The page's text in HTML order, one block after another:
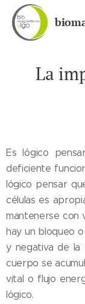
La
Es lógico
deficiente
lógico pensar
células es
mantenerse con
hay un bloqueo
y negativa de la
cuerpo se
vital o flujo
lógico.